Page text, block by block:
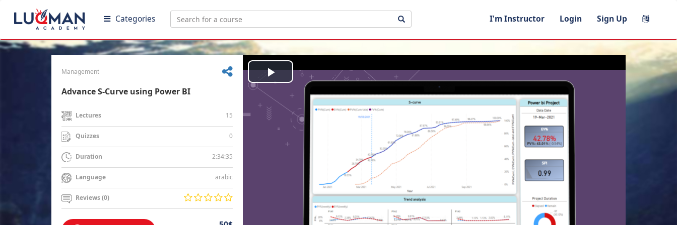
Categories I'm Instructor Login Sign Up
Management
Advance S-Curve using Power BI
Lectures 15
Quizzes 0
Duration 2:34:35
Language arabic
Reviews (0)
Play
Video